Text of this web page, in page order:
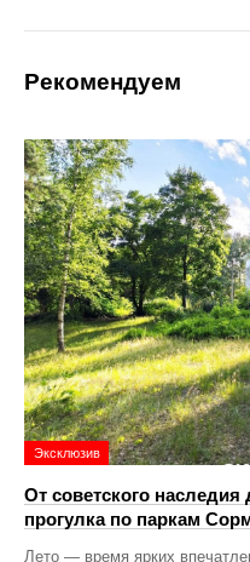
Рекомендуем
Эксклюзив
От советского
прогулка по паркам
Лето — время ярких